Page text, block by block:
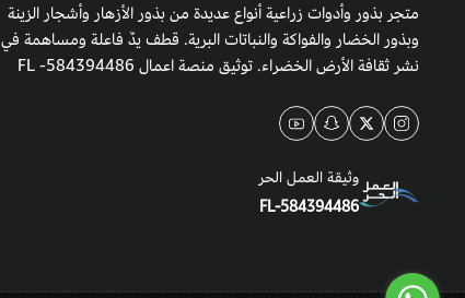
متجر بذور وأدوات زراعية أنواع عديدة من بذور الأزهار وأشجار الزينة
وبذور الخضار والفواكة والنباتات البرية. قطف يدٌ فاعلة ومساهمة في
نشر ثقافة الأرض الخضراء. توثيق منصة اعمال 584394486- FL
وثيقة العمل الحر
FL-584394486